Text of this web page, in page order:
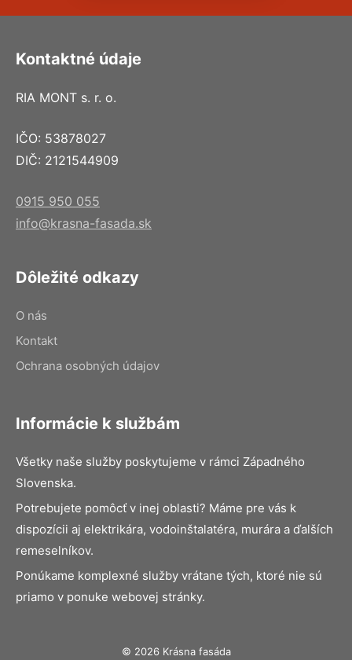
Kontaktné údaje
RIA MONT s. r. o.
IČO: 53878027
DIČ: 2121544909
0915 950 055
info@krasna-fasada.sk
Dôležité odkazy
O nás
Kontakt
Ochrana osobných údajov
Informácie k službám
Všetky naše služby poskytujeme v rámci Západného
Slovenska.
Potrebujete pomôcť v inej oblasti? Máme pre vás k
dispozícii aj elektrikára, vodoinštalatéra, murára a ďalších
remeselníkov.
Ponúkame komplexné služby vrátane tých, ktoré nie sú
priamo v ponuke webovej stránky.
© 2026 Krásna fasáda